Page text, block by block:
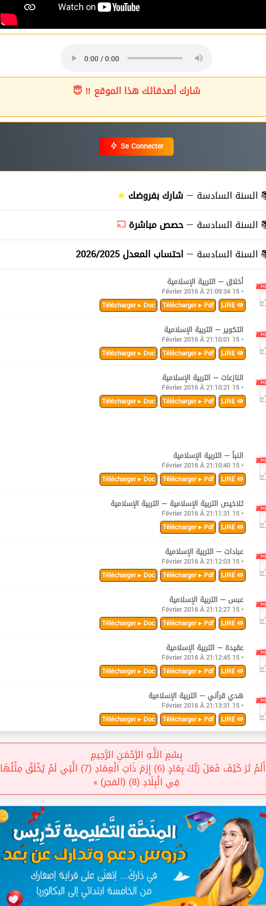
شارك أصدقائك هذا الموقع ‼ 😇
Se Connecter
السنة السادسة — شارك بفروضك
السنة السادسة — حصص مباشرة
السنة السادسة — احتساب المعدل 2026/2025
أخلاق — التربية الإسلامية
• 15 Février 2016 À 21:09:34
LIRE
Télécharger ▸ Pdf
Télécharger ▸ Doc
التكوير — التربية الإسلامية
• 15 Février 2016 À 21:10:01
LIRE
Télécharger ▸ Pdf
Télécharger ▸ Doc
النازعات — التربية الإسلامية
• 15 Février 2016 À 21:10:21
LIRE
Télécharger ▸ Pdf
Télécharger ▸ Doc
النبأ — التربية الإسلامية
• 15 Février 2016 À 21:10:40
LIRE
Télécharger ▸ Pdf
Télécharger ▸ Doc
تلاخيص التربية الإسلامية — التربية الإسلامية
• 15 Février 2016 À 21:11:31
LIRE
Télécharger ▸ Pdf
عبادات — التربية الإسلامية
• 15 Février 2016 À 21:12:03
LIRE
Télécharger ▸ Pdf
Télécharger ▸ Doc
عبس — التربية الإسلامية
• 15 Février 2016 À 21:12:27
LIRE
Télécharger ▸ Pdf
Télécharger ▸ Doc
عقيدة — التربية الإسلامية
• 15 Février 2016 À 21:12:45
LIRE
Télécharger ▸ Pdf
Télécharger ▸ Doc
هدي قرآني — التربية الإسلامية
• 15 Février 2016 À 21:13:31
LIRE
Télécharger ▸ Pdf
Télécharger ▸ Doc
بِسْمِ اللَّـهِ الرَّحْمَـٰنِ الرَّحِيمِ
« أَلَمْ تَرَ كَيْفَ فَعَلَ رَبُّكَ بِعَادٍ (6) إِرَمَ ذَاتِ الْعِمَادِ (7) الَّتِي لَمْ يُخْلَقْ مِثْلُهَا
فِي الْبِلَادِ (8) (الفجر) »